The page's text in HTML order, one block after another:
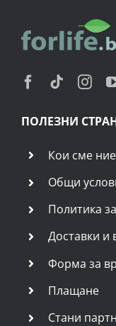
ПОЛЕЗНИ
Кои сме ние
Общи
Политика
Доставки
Форма за
Плащане
Стани